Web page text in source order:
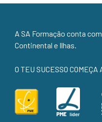
A SA Formação conta
Continental e Ilhas.
O TEU SUCESSO COMEÇA